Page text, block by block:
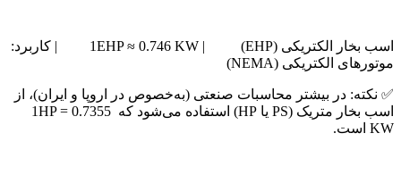
اسب بخار الکتریکی (EHP) | 1EHP ≈ 0.746 KW | کاربرد:
موتورهای الکتریکی (NEMA)
✅ نکته: در بیشتر محاسبات صنعتی (به‌خصوص در اروپا و ایران)، از
اسب بخار متریک (PS یا HP) استفاده می‌شود که 1HP = 0.7355
KW است.